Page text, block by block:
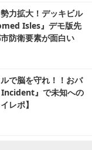
力拡大！デッキビル
Isles』デモ版先
防衛要素が面白い
で脳を守れ！！おバ
』で未知への
レポ】